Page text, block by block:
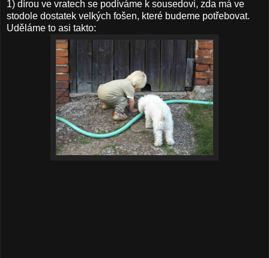
1) dírou ve vratech se podíváme k sousedovi, zda má ve
stodole dostatek velkých fošen, které budeme potřebovat.
Uděláme to asi takto: